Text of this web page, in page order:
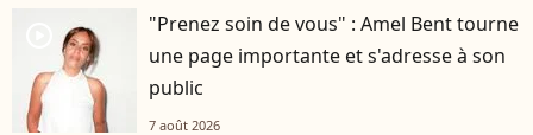
"Prenez soin de vous" : Amel Bent tourne
une page importante et s'adresse à son
public
7 août 2026